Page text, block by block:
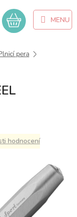
Nákupní
košík
pera
hodnocení